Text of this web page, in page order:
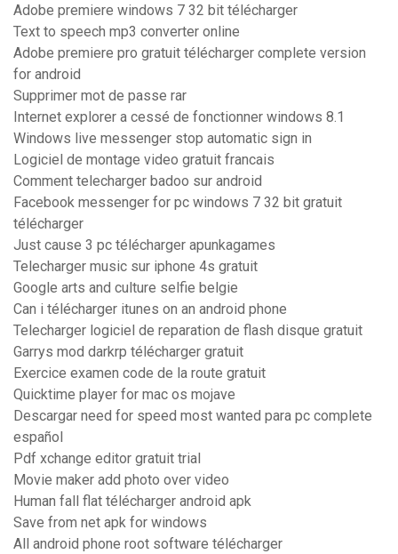
Adobe premiere windows 7 32 bit télécharger
Text to speech mp3 converter online
Adobe premiere pro gratuit télécharger complete version
for android
Supprimer mot de passe rar
Internet explorer a cessé de fonctionner windows 8.1
Windows live messenger stop automatic sign in
Logiciel de montage video gratuit francais
Comment telecharger badoo sur android
Facebook messenger for pc windows 7 32 bit gratuit
télécharger
Just cause 3 pc télécharger apunkagames
Telecharger music sur iphone 4s gratuit
Google arts and culture selfie belgie
Can i télécharger itunes on an android phone
Telecharger logiciel de reparation de flash disque gratuit
Garrys mod darkrp télécharger gratuit
Exercice examen code de la route gratuit
Quicktime player for mac os mojave
Descargar need for speed most wanted para pc complete
español
Pdf xchange editor gratuit trial
Movie maker add photo over video
Human fall flat télécharger android apk
Save from net apk for windows
All android phone root software télécharger